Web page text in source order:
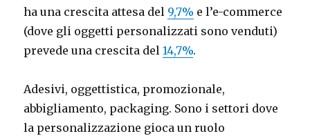
ha una crescita attesa del 9,7% e l’e-commerce
(dove gli oggetti personalizzati sono venduti)
prevede una crescita del14,7%.
Adesivi, oggettistica, promozionale,
abbigliamento, packaging. Sono i settori dove
la personalizzazione gioca un ruolo